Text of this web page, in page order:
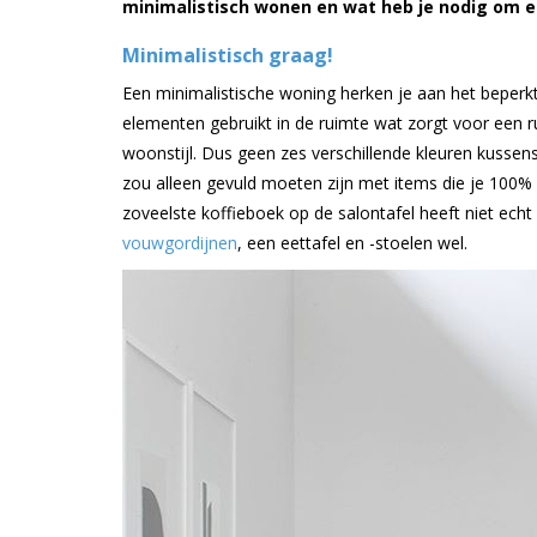
minimalistisch wonen en wat heb je nodig om
Minimalistisch graag!
Een minimalistische woning herken je aan het
elementen gebruikt in de ruimte wat zorgt voor een
woonstijl. Dus geen zes verschillende kleuren
zou alleen gevuld moeten zijn met items die je
zoveelste koffieboek op de salontafel heeft niet
vouwgordijnen, een eettafel en -stoelen wel.